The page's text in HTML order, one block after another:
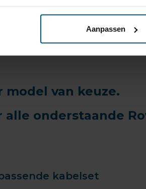
Aanpassen
1878 tot 2005.
model van keuze.
onderstaande
kabelset